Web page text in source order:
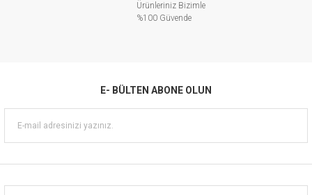
Ürünleriniz Bizimle
%100 Güvende
E- BÜLTEN ABONE OLUN